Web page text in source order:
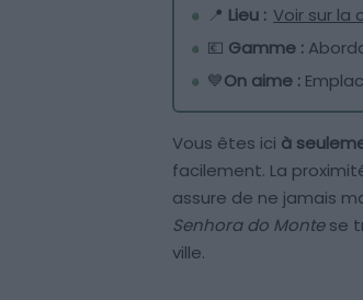
📍 Lieu : Voir sur la
💶 Gamme :
💙On aime :
Vous êtes ici à
facilement. La
assure de ne jamais
Senhora do Montese
ville.